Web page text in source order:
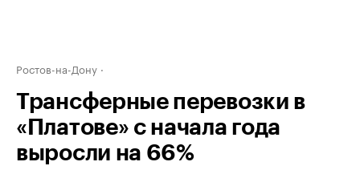
Ростов-на-Дону
Трансферные перевозки в
«Платове» с начала года
выросли на 66%